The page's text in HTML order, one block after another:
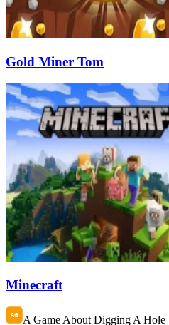
Gold Miner Tom
Minecraft
A Game About Digging A Hole